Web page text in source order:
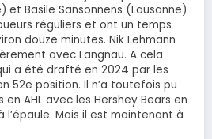
et Basile Sansonnens (Lausanne)
réguliers et ont un temps
douze minutes. Nik Lehmann
avec Langnau. A cela
a été drafté en 2024 par les
52e position. Il n’a toutefois pu
AHL avec les Hershey Bears en
l’épaule. Mais il est maintenant à